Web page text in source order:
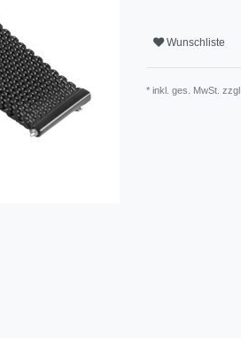
Wunschliste
* inkl. ges. MwSt. zzgl.